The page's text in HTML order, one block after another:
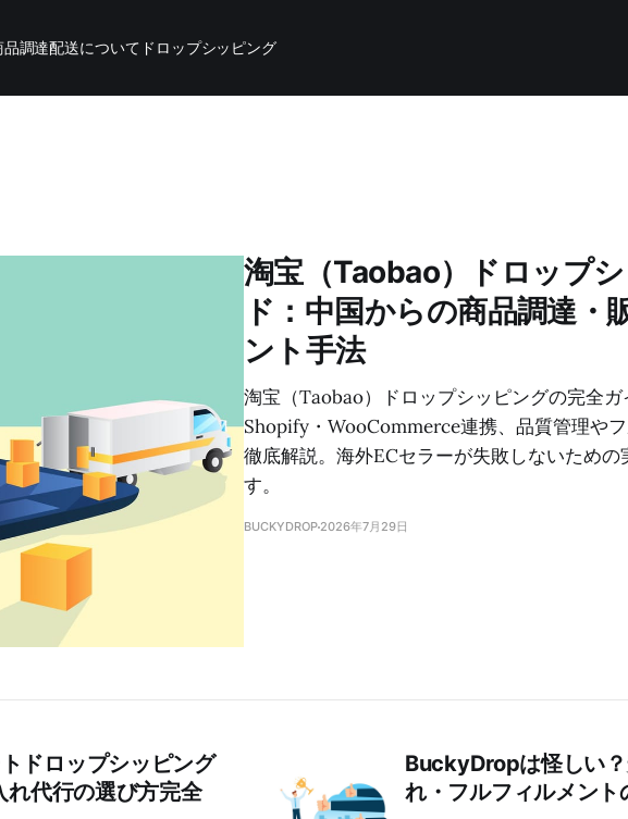
品調達配送について ドロップシッピング
淘宝（Taobao）ドロップ
ド：中国からの商品調達・
ント手法
淘宝（Taobao）ドロップシッピングの完全ガ
Shopify・WooCommerce連携、品質管理や
徹底解説。海外ECセラーが失敗しないため
す。
BUCKYDROP 2026年7月29日
ドロップシッピング
代行の選び方完全
BuckyDropは怪しい
れ・フルフィルメン